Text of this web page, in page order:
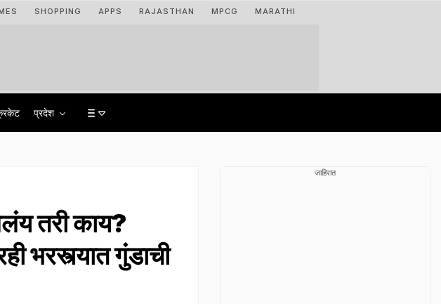
SHOPPING APPS RAJASTHAN MPCG MARATHI
प्रदेश
तरी काय?
भरस्त्यात गुंडाची
जाहिरात